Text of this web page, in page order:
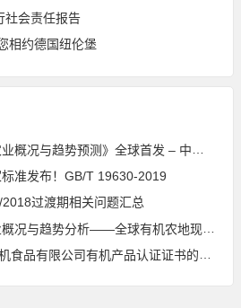
社会责任报告
相约德国纽伦堡
势预测》全球首发 – 中国有机市场规模跻身世界第三
准发布！GB/T 19630-2019
过渡期相关问题汇总
分析——全球有机农地现状与有机食品（含饮料）市场
品有限公司有机产品认证证书的公告